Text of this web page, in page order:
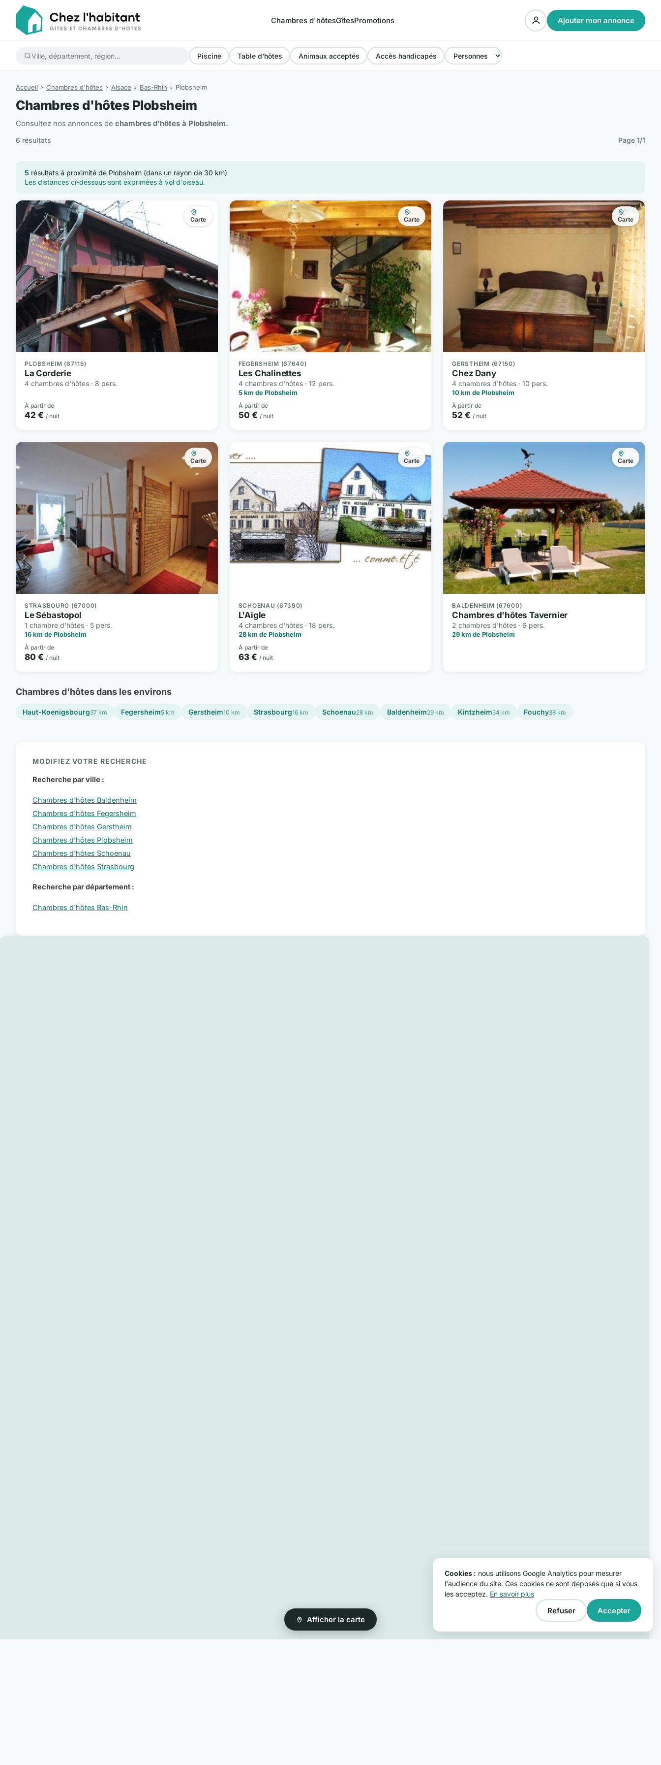
Chambres d'hôtesGîtesPromotions Ajouter mon annonce
Piscine Table d'hôtes Animaux acceptés Accès handicapés
Accueil Chambres d'hôtes Alsace Bas-Rhin Plobsheim
Chambres d'hôtes Plobsheim
Consultez nos annonces de chambres d'hôtes à Plobsheim.
6 résultats Page 1/1
Afficher la carte
5 résultats à proximité de Plobsheim (dans un rayon de 30 km)
Les distances ci-dessous sont exprimées à vol d'oiseau.
Carte
PLOBSHEIM (67115)
La Corderie
4 chambres d'hôtes · 8 pers.
À partir de
42 € / nuit
Carte
FEGERSHEIM (67640)
Les Chalinettes
4 chambres d'hôtes · 12 pers.
5 km de Plobsheim
À partir de
50 € / nuit
Carte
GERSTHEIM (67150)
Chez Dany
4 chambres d'hôtes · 10 pers.
10 km de Plobsheim
À partir de
52 €/ nuit
Carte
STRASBOURG (67000)
Le Sébastopol
1 chambre d'hôtes · 5 pers.
16 km de Plobsheim
À partir de
80 € / nuit
Carte
SCHOENAU (67390)
L'Aigle
4 chambres d'hôtes · 18 pers.
28 km de Plobsheim
À partir de
63 € / nuit
Carte
BALDENHEIM (67600)
Chambres d'hôtes Tavernier
2 chambres d'hôtes · 6 pers.
29 km de Plobsheim
Chambres d'hôtes dans les environs
Haut-Koenigsbourg37 km Fegersheim5 km Gerstheim10 km Strasbourg16 km Schoenau28 km Baldenheim29 km Kintzheim34 km Fouchy38 km
MODIFIEZ VOTRE RECHERCHE
Recherche par ville :
Chambres d'hôtes Baldenheim
Chambres d'hôtes Fegersheim
Chambres d'hôtes Gerstheim
Chambres d'hôtes Plobsheim
Chambres d'hôtes Schoenau
Chambres d'hôtes Strasbourg
Recherche par département :
Chambres d'hôtes Bas-Rhin
Cookies : nous utilisons Google Analytics pour mesurer
l'audience du site. Ces cookies ne sont déposés que si vous
les acceptez. En savoir plus
Refuser Accepter